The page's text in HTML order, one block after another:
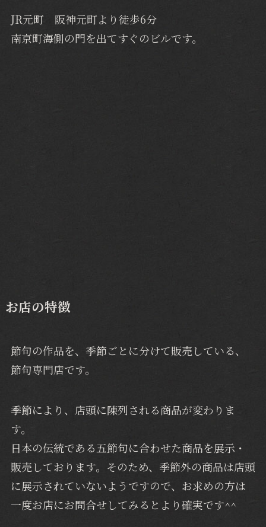
JR元町 阪神元町より徒歩6分
南京町海側の門を出てすぐのビルです。
お店の特徴
節句の作品を、季節ごとに分けて販売している、
節句専門店です。
季節により、店頭に陳列される商品が変わりま
す。
日本の伝統である五節句に合わせた商品を展示・
販売しております。そのため、季節外の商品は店頭
に展示されていないようですので、お求めの方は
一度お店にお問合せしてみるとより確実です^^